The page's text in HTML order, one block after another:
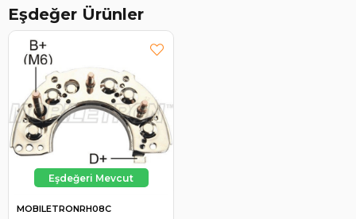
Eşdeğer Ürünler
MOBILETRONRH08C